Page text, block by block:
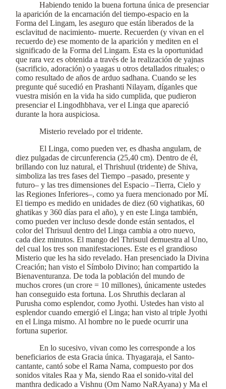
Habiendo tenido la buena fortuna única de presenciar
la aparición de la encarnación del tiempo-espacio en la
Forma del Lingam, les aseguro que están liberados de la
esclavitud de nacimiento- muerte. Recuerden (y vivan en el
recuerdo de) ese momento de la aparición y mediten en el
significado de la Forma del Lingam. Esta es la oportunidad
que rara vez es obtenida a través de la realización de yajnas
(sacrificio, adoración) o yaagas u otros detallados rituales; o
como resultado de años de arduo sadhana. Cuando se les
pregunte qué sucedió en Prashanti Nilayam, díganles que
vuestra misión en la vida ha sido cumplida, que pudieron
presenciar el Lingodhbhava, ver el Linga que apareció
durante la hora auspiciosa.
Misterio revelado por el tridente.
El Linga, como pueden ver, es dhasha angulam, de
diez pulgadas de circunferencia (25,40 cm). Dentro de él,
brillando con luz natural, el Thrishuul (tridente) de Shiva,
simboliza las tres fases del Tiempo –pasado, presente y
futuro– y las tres dimensiones del Espacio –Tierra, Cielo y
las Regiones Inferiores–, como ya fuera mencionado por Mí.
El tiempo es medido en unidades de diez (60 vighatikas, 60
ghatikas y 360 días para el año), y en este Linga también,
como pueden ver incluso desde donde están sentados, el
color del Thrisuul dentro del Linga cambia a otro nuevo,
cada diez minutos. El mango del Thrisuul demuestra al Uno,
del cual los tres son manifestaciones. Este es el grandioso
Misterio que les ha sido revelado. Han presenciado la Divina
Creación; han visto el Símbolo Divino; han compartido la
Bienaventuranza. De toda la población del mundo de
muchos crores (un crore = 10 millones), únicamente ustedes
han conseguido esta fortuna. Los Shruthis declaran al
Purusha como esplendor, como Jyothi. Ustedes han visto al
esplendor cuando emergió el Linga; han visto al triple Jyothi
en el Linga mismo. Al hombre no le puede ocurrir una
fortuna superior.
En lo sucesivo, vivan como les corresponde a los
beneficiarios de esta Gracia única. Thyagaraja, el Santo-
cantante, cantó sobe el Rama Nama, compuesto por dos
sonidos vitales Raa y Ma, siendo Raa el sonido-vital del
manthra dedicado a Vishnu (Om Namo NaRAyana) y Ma el